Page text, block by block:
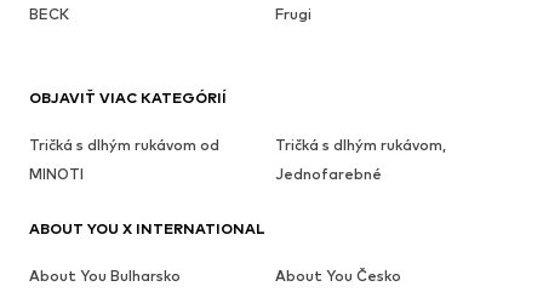
BECK
Frugi
OBJAVIŤ VIAC KATEGÓRIÍ
Tričká s dlhým rukávom od
MINOTI
Tričká s dlhým rukávom,
Jednofarebné
ABOUT YOU X INTERNATIONAL
About You Bulharsko
About You Česko